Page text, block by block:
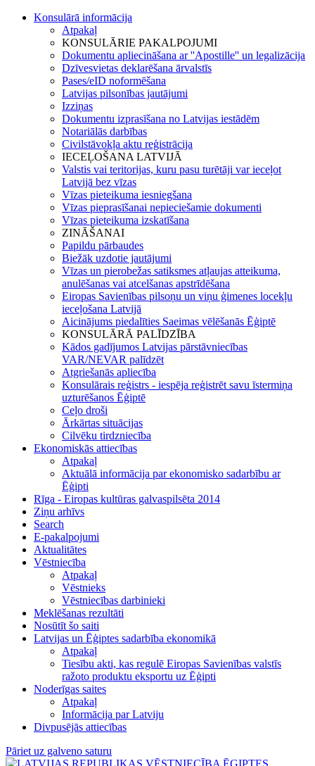
Konsulārā informācija
Atpakaļ
KONSULĀRIE PAKALPOJUMI
Dokumentu apliecināšana ar ''Apostille'' un legalizācija
Dzīvesvietas deklarēšana ārvalstīs
Pases/eID noformēšana
Latvijas pilsonības jautājumi
Izziņas
Dokumentu izprasīšana no Latvijas iestādēm
Notariālās darbības
Civilstāvokļa aktu reģistrācija
IECEĻOŠANA LATVIJĀ
Valstis vai teritorijas, kuru pasu turētāji var ieceļot
Latvijā bez vīzas
Vīzas pieteikuma iesniegšana
Vīzas pieprasīšanai nepieciešamie dokumenti
Vīzas pieteikuma izskatīšana
ZINĀŠANAI
Papildu pārbaudes
Biežāk uzdotie jautājumi
Vīzas un pierobežas satiksmes atļaujas atteikuma,
anulēšanas vai atcelšanas apstrīdēšana
Eiropas Savienības pilsoņu un viņu ģimenes locekļu
ieceļošana Latvijā
Aicinājums piedalīties Saeimas vēlēšanās Ēģiptē
KONSULĀRĀ PALĪDZĪBA
Kādos gadījumos Latvijas pārstāvniecības
VAR/NEVAR palīdzēt
Atgriešanās apliecība
Konsulārais reģistrs - iespēja reģistrēt savu īstermiņa
uzturēšanos Ēģiptē
Ceļo droši
Ārkārtas situācijas
Cilvēku tirdzniecība
Ekonomiskās attiecības
Atpakaļ
Aktuālā informācija par ekonomisko sadarbību ar
Ēģipti
Rīga - Eiropas kultūras galvaspilsēta 2014
Ziņu arhīvs
Search
E-pakalpojumi
Aktualitātes
Vēstniecība
Atpakaļ
Vēstnieks
Vēstniecības darbinieki
Meklēšanas rezultāti
Nosūtīt šo saiti
Latvijas un Ēģiptes sadarbība ekonomikā
Atpakaļ
Tiesību akti, kas regulē Eiropas Savienības valstīs
ražoto produktu eksportu uz Ēģipti
Noderīgas saites
Atpakaļ
Informācija par Latviju
Divpusējās attiecības
Pāriet uz galveno saturu